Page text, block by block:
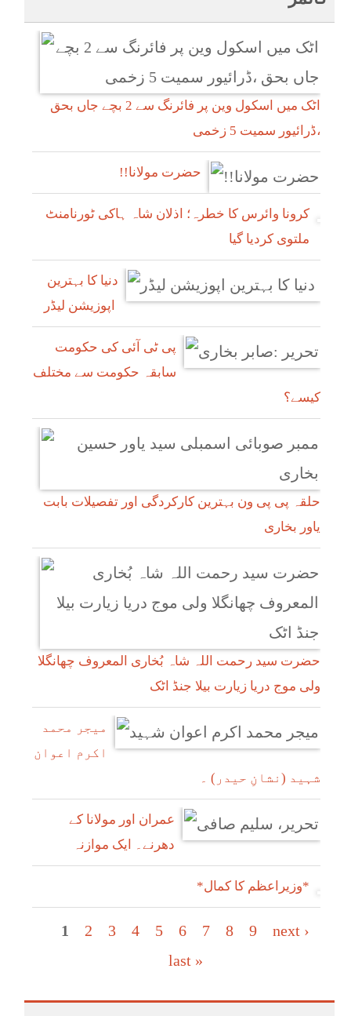
اٹک میں اسکول وین پر فائرنگ سے 2 بچے جاں بحق
،ڈرائیور سمیت 5 زخمی
!!حضرت مولانا
کرونا وائرس کا خطرہ؛ اذلان شاہ ہاکی ٹورنامنٹ
ملتوی کردیا گیا
دنیا کا بہترین
پی ٹی آئی کی حکومت
سابقہ حکومت سے مختلف
کیسے؟
حلقہ پی پی ون بہترین کارکردگی اور تفصیلات بابت
یاور بخاری
حضرت سید رحمت اللہ شاہ بُخاری المعروف چھانگلا
ولی موج دریا زیارت بیلا جنڈ اٹک
میجر محمد
اکرم اعوان
شہید (نشانِ حیدر) ۔
عمران اور مولانا کے
دھرنے۔ ایک موازنہ
*وزیراعظم کا کمال*
Pages
1 2 3 4 5 6 7 8 9
next ›
last »